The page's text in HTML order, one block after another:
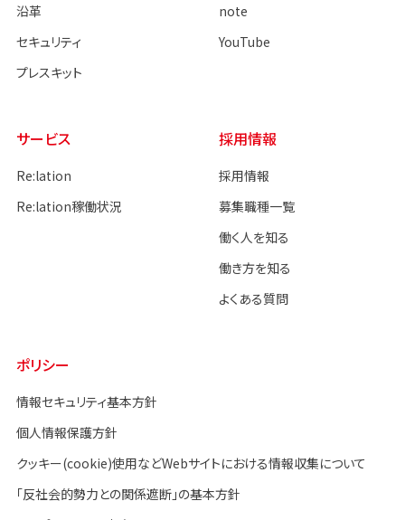
沿革
セキュリティ
プレスキット
note
YouTube
サービス
Re:lation
Re:lation稼働状況
採用情報
採用情報
募集職種一覧
働く人を知る
働き方を知る
よくある質問
ポリシー
情報セキュリティ基本方針
個人情報保護方針
クッキー(cookie)使用などWebサイトにおける情報収集について
「反社会的勢力との関係遮断」の基本方針